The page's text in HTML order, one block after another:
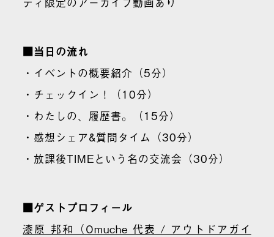
■当日の流れ
・イベントの概要紹介（5分）
・チェックイン！（10分）
・わたしの、履歴書。（15分）
・感想シェア&質問タイム（30分）
・放課後TIMEという名の交流会（30分）
■ゲストプロフィール
漆原 邦和（Omuche 代表 / アウトドアガイ